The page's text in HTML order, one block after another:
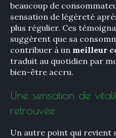
beaucoup de
sensation de légèreté
plus régulier. Ces
suggèrent que sa
contribuer à un meilleur
traduit au quotidien par
bien-être accru.
Une sensation de
retrouvée
Un autre point qui revient